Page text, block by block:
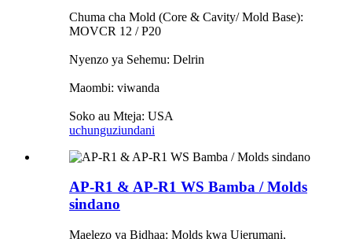
Chuma cha Mold (Core & Cavity/ Mold Base):
MOVCR 12 / P20
Nyenzo ya Sehemu: Delrin
Maombi: viwanda
Soko au Mteja: USA
uchunguziundani
AP-R1 & AP-R1 WS Bamba / Molds
sindano
Maelezo ya Bidhaa: Molds kwa Ujerumani,